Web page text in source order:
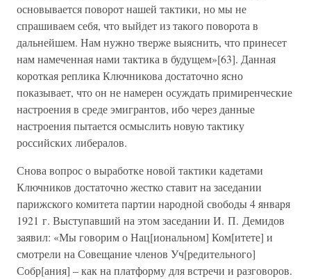
основывается поворот нашей тактики, но мы не
спрашиваем себя, что выйдет из такого поворота в
дальнейшем. Нам нужно тверже выяснить, что принесет
нам намеченная нами тактика в будущем»[63]. Данная
короткая реплика Ключникова достаточно ясно
показывает, что он не намерен осуждать примиренческие
настроения в среде эмигрантов, ибо через данные
настроения пытается осмыслить новую тактику
российских либералов.
Снова вопрос о выработке новой тактики кадетами
Ключников достаточно жестко ставит на заседании
парижского комитета партии народной свободы 4 января
1921 г. Выступавший на этом заседании И. П. Демидов
заявил: «Мы говорим о Нац[иональном] Ком[итете] и
смотрели на Совещание членов Уч[редительного]
Собр[ания] – как на платформу для встречи и разговоров.